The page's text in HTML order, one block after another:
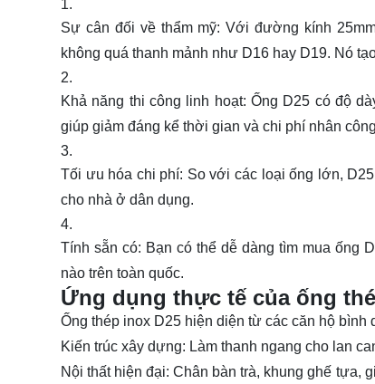
Sự cân đối về thẩm mỹ: Với đường kính
không quá thanh mảnh như D16 hay D19. Nó
Khả năng thi công linh hoạt: Ống D25 có độ
giúp giảm đáng kể thời gian và chi phí nhân
Tối ưu hóa chi phí: So với các loại ống lớn,
cho nhà ở dân dụng.
Tính sẵn có: Bạn có thể dễ dàng tìm mua ống
nào trên toàn quốc.
Ứng dụng thực tế của ống
Ống thép inox D25 hiện diện từ các căn hộ bình
Kiến trúc xây dựng: Làm thanh ngang cho lan
Nội thất hiện đại: Chân bàn trà, khung ghế tựa,